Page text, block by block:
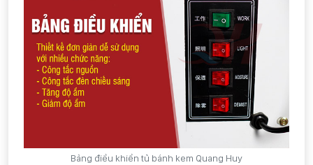
Bảng điều khiển tủ bánh kem Quang Huy